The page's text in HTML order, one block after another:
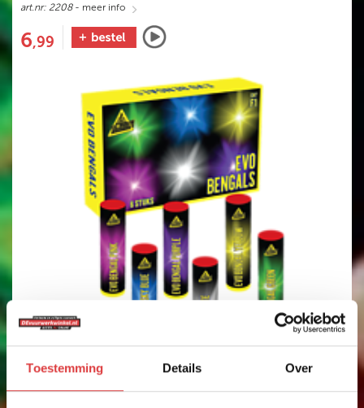
Toestemming Details Over
art.nr: 2208- meer info
6,99